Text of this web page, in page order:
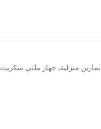
تمارين منزلية, جهاز ملتي سكربت